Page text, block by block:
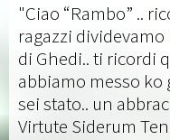
"Ciao “Rambo” ..
ragazzi
di Ghedi.. ti ricordi
abbiamo messo ko
sei stato.. un
Virtute Siderum